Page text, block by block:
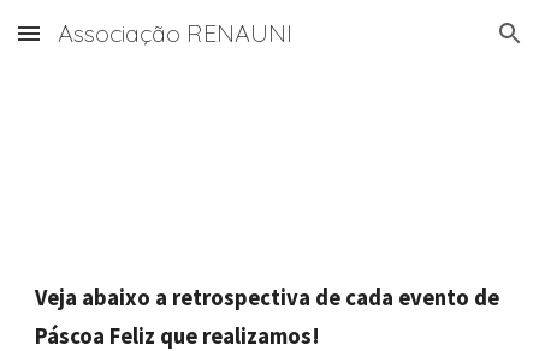
Skip to main content Skip to navigation
Associação RENAUNI
Veja abaixo a retrospectiva de cada evento de
Páscoa Feliz que realizamos!